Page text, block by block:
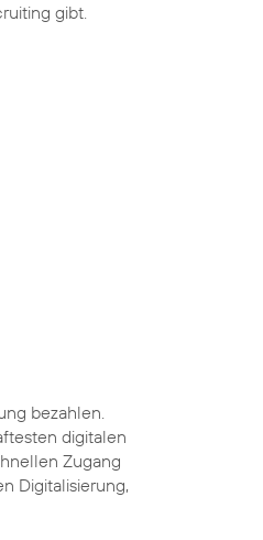
gibt.
bezahlen.
digitalen
Zugang
Digitalisierung,